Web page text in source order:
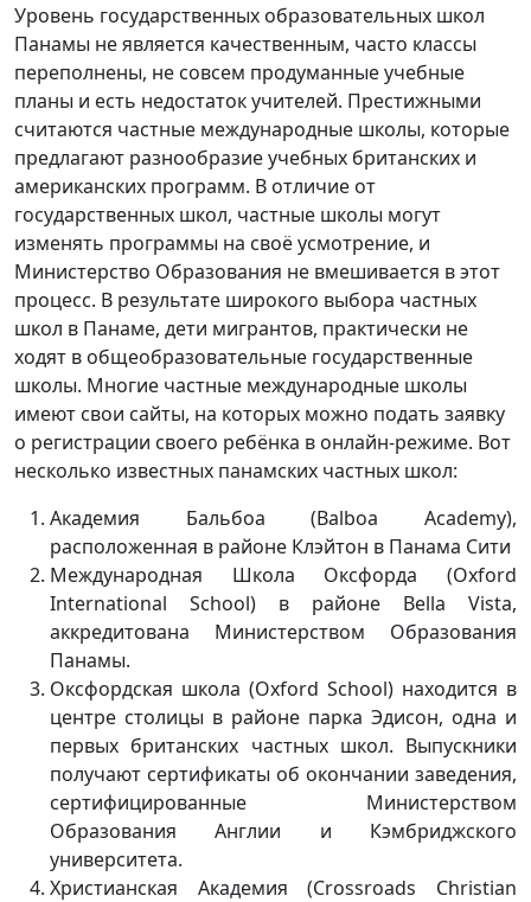
Уровень государственных образовательных школ
Панамы не является качественным, часто классы
переполнены, не совсем продуманные учебные
планы и есть недостаток учителей. Престижными
считаются частные международные школы, которые
предлагают разнообразие учебных британских и
американских программ. В отличие от
государственных школ, частные школы могут
изменять программы на своё усмотрение, и
Министерство Образования не вмешивается в этот
процесс. В результате широкого выбора частных
школ в Панаме, дети мигрантов, практически не
ходят в общеобразовательные государственные
школы. Многие частные международные школы
имеют свои сайты, на которых можно подать заявку
о регистрации своего ребёнка в онлайн-режиме. Вот
несколько известных панамских частных школ:
Академия Бальбоа (Balboa Academy),
расположенная в районе Клэйтон в Панама Сити
Международная Школа Оксфорда (Oxford
International School) в районе Bella Vista,
аккредитована Министерством Образования
Панамы.
Оксфордская школа (Oxford School) находится в
центре столицы в районе парка Эдисон, одна и
первых британских частных школ. Выпускники
получают сертификаты об окончании заведения,
сертифицированные Министерством
Образования Англии и Кэмбриджского
университета.
Христианская Академия (Crossroads Christian